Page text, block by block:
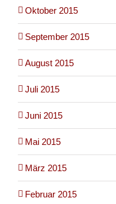
Oktober 2015
September 2015
August 2015
Juli 2015
Juni 2015
Mai 2015
März 2015
Februar 2015